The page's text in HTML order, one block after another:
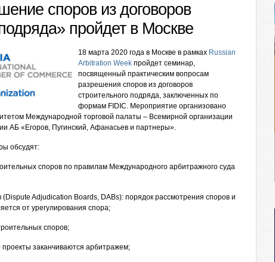
споров из договоров
пройдет в Москве
18 марта 2020 года в Москве в рамках Russian
Arbitration Week пройдет семинар,
посвященный практическим вопросам
разрешения споров из договоров
строительного подряда, заключенных по
формам FIDIC. Мероприятие организовано
Международной торговой палаты – Всемирной организации
АБ «Егоров, Пугинский, Афанасьев и партнеры».
обсудят:
споров по правилам Международного арбитражного суда
Adjudication Boards, DABs): порядок рассмотрения споров и
от урегулирования спора;
споров;
заканчиваются арбитражем;